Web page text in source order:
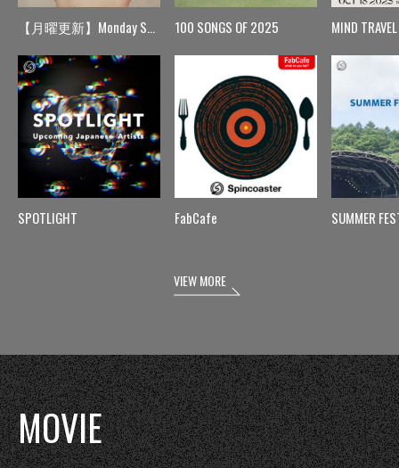
【月曜更新】Monday Spin
SPOTLIGHT
100 SONGS OF 2025
FabCafe
MIND TRAVEL
SUMMER
VIEW MORE
MOVIE